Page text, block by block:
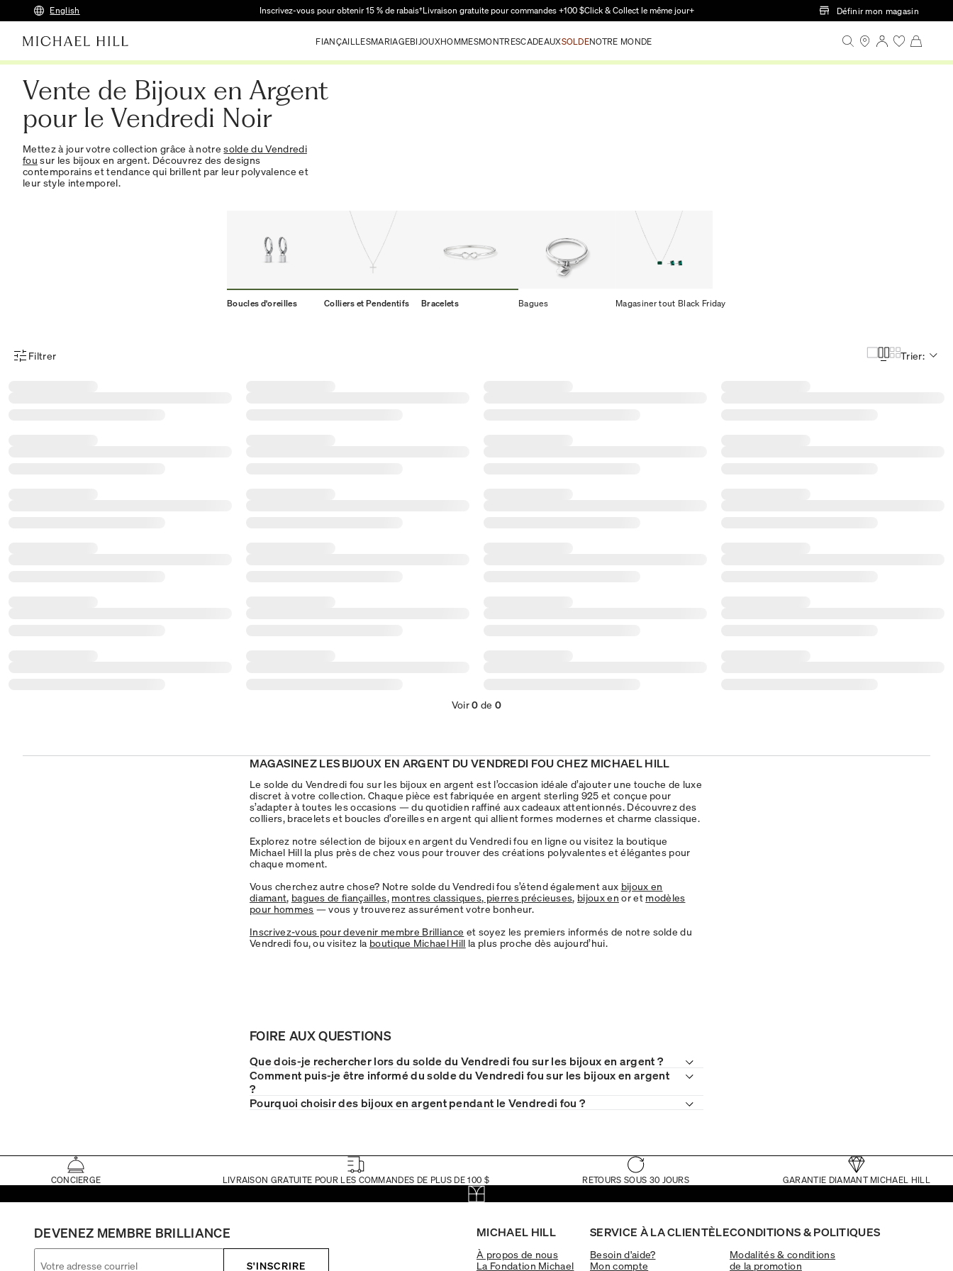
Passer au contenu principal
English Inscrivez-vous pour obtenir 15 % de rabais†Livraison gratuite pour commandes +100 $Click & Collect le même jour+ Définir mon magasin
FIANÇAILLESMARIAGEBIJOUXHOMMESMONTRESCADEAUXSOLDENOTRE MONDE
Vente de Bijoux en Argent
pour le Vendredi Noir
Mettez à jour votre collection grâce à notresolde du Vendredi
fou sur les bijoux en argent. Découvrez des designs
contemporains et tendance qui brillent par leur polyvalence et
leur style intemporel.
Boucles d'oreilles Colliers et Pendentifs Bracelets Bagues Magasiner tout Black Friday
Menu des filtres d'articles
Filtrer Trier:
Voir0 de 0
MAGASINEZ LES BIJOUX EN ARGENT DU VENDREDI FOU CHEZ MICHAEL HILL
Le solde du Vendredi fou sur les bijoux en argent est l’occasion idéale d’ajouter une touche de luxe
discret à votre collection. Chaque pièce est fabriquée en argent sterling 925 et conçue pour
s’adapter à toutes les occasions — du quotidien raffiné aux cadeaux attentionnés. Découvrez des
colliers, bracelets et boucles d’oreilles en argent qui allient formes modernes et charme classique.
Explorez notre sélection de bijoux en argent du Vendredi fou en ligne ou visitez la boutique
Michael Hill la plus près de chez vous pour trouver des créations polyvalentes et élégantes pour
chaque moment.
Vous cherchez autre chose? Notre solde du Vendredi fou s’étend également aux bijoux en
diamant, bagues de fiançailles, montres classiques, pierres précieuses, bijoux en or et modèles
pour hommes — vous y trouverez assurément votre bonheur.
Inscrivez-vous pour devenir membre Brilliance et soyez les premiers informés de notre solde du
Vendredi fou, ou visitez la boutique Michael Hill la plus proche dès aujourd’hui.
FOIRE AUX QUESTIONS
Que dois-je rechercher lors du solde du Vendredi fou sur les bijoux en argent ?
Comment puis-je être informé du solde du Vendredi fou sur les bijoux en argent
?
Pourquoi choisir des bijoux en argent pendant le Vendredi fou ?
CONCIERGE LIVRAISON GRATUITE POUR LES COMMANDES DE PLUS DE 100 $ RETOURS SOUS 30 JOURS GARANTIE DIAMANT MICHAEL HILL
MICHAEL HILL
À propos de nous
La Fondation Michael
SERVICE À LA CLIENTÈLE
Besoin d'aide?
Mon compte
CONDITIONS & POLITIQUES
Modalités & conditions
de la promotion
DEVENEZ MEMBRE BRILLIANCE
S'INSCRIRE